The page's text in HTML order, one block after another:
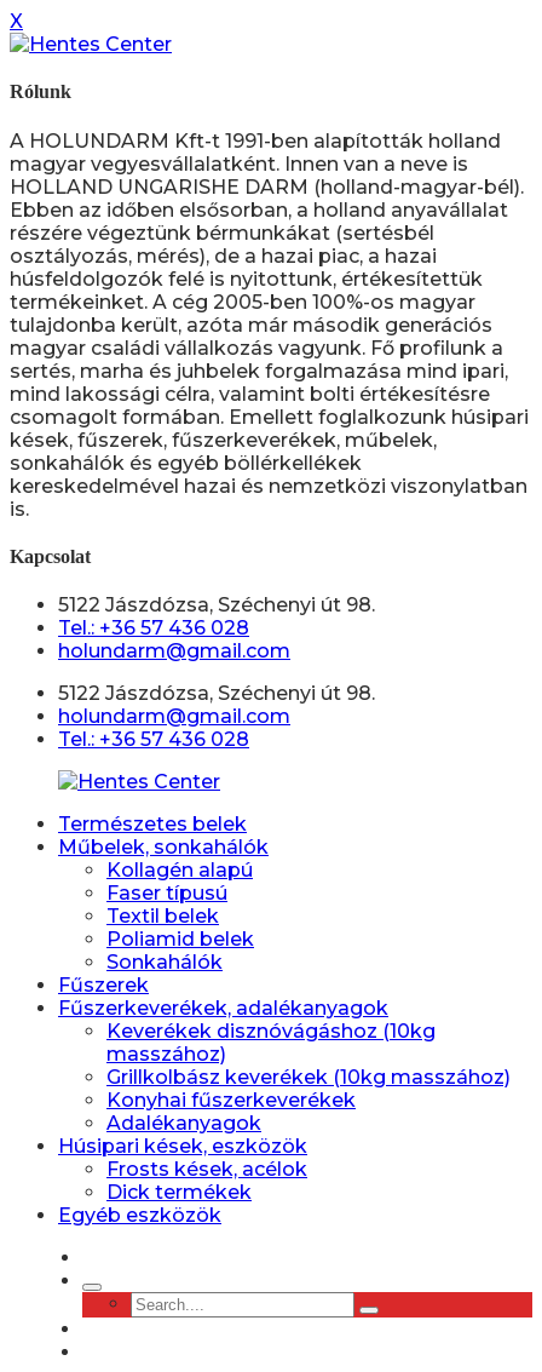
X
Rólunk
A HOLUNDARM Kft-t 1991-ben alapították holland
magyar vegyesvállalatként. Innen van a neve is
HOLLAND UNGARISHE DARM (holland-magyar-bél).
Ebben az időben elsősorban, a holland anyavállalat
részére végeztünk bérmunkákat (sertésbél
osztályozás, mérés), de a hazai piac, a hazai
húsfeldolgozók felé is nyitottunk, értékesítettük
termékeinket. A cég 2005-ben 100%-os magyar
tulajdonba került, azóta már második generációs
magyar családi vállalkozás vagyunk. Fő profilunk a
sertés, marha és juhbelek forgalmazása mind ipari,
mind lakossági célra, valamint bolti értékesítésre
csomagolt formában. Emellett foglalkozunk húsipari
kések, fűszerek, fűszerkeverékek, műbelek,
sonkahálók és egyéb böllérkellékek
kereskedelmével hazai és nemzetközi viszonylatban
is.
Kapcsolat
5122 Jászdózsa, Széchenyi út 98.
Tel.: +36 57 436 028
holundarm@gmail.com
5122 Jászdózsa, Széchenyi út 98.
holundarm@gmail.com
Tel.: +36 57 436 028
Természetes belek
Műbelek, sonkahálók
Kollagén alapú
Faser típusú
Textil belek
Poliamid belek
Sonkahálók
Fűszerek
Fűszerkeverékek, adalékanyagok
Keverékek disznóvágáshoz (10kg
masszához)
Grillkolbász keverékek (10kg masszához)
Konyhai fűszerkeverékek
Adalékanyagok
Húsipari kések, eszközök
Frosts kések, acélok
Dick termékek
Egyéb eszközök